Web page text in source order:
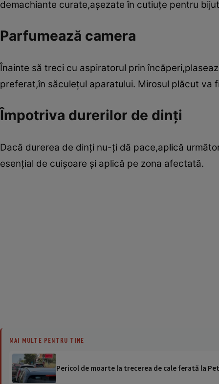
demachiante curate,aşezate în cutiuţe pentru
Parfumează camera
Înainte să treci cu aspiratorul prin
preferat,în săculeţul aparatului. Mirosul plăcut va
Împotriva durerilor de dinţi
Dacă durerea de dinţi nu-ţi dă pace,aplică
esenţial de cuişoare şi aplică pe zona afectată.
MAI MULTE PENTRU TINE
Pericol de moarte la trecerea de cale ferată la